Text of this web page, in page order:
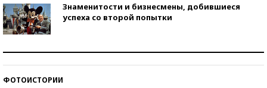
Знаменитости и бизнесмены, добившиеся
успеха со второй попытки
ФОТОИСТОРИИ